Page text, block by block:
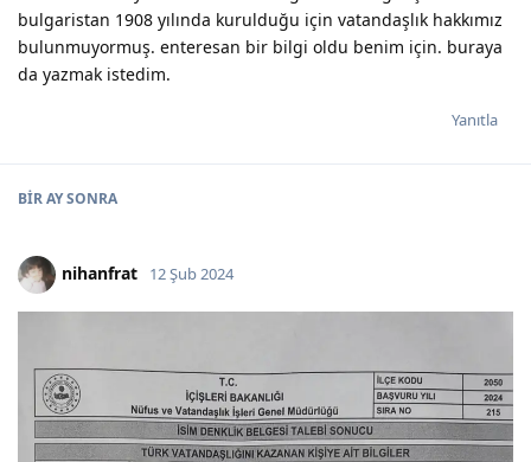
bulgaristan 1908 yılında kurulduğu için vatandaşlık hakkımız
bulunmuyormuş. enteresan bir bilgi oldu benim için. buraya
da yazmak istedim.
Yanıtla
BIR AYSONRA
nihanfrat 12 Şub 2024